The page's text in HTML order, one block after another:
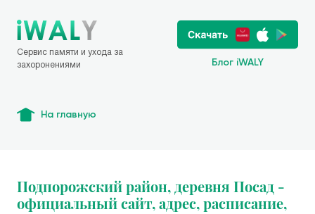
Сервис памяти и ухода за
захоронениями
Блог iWALY
На главную
Подпорожский район, деревня Посад -
официальный сайт, адрес, расписание,